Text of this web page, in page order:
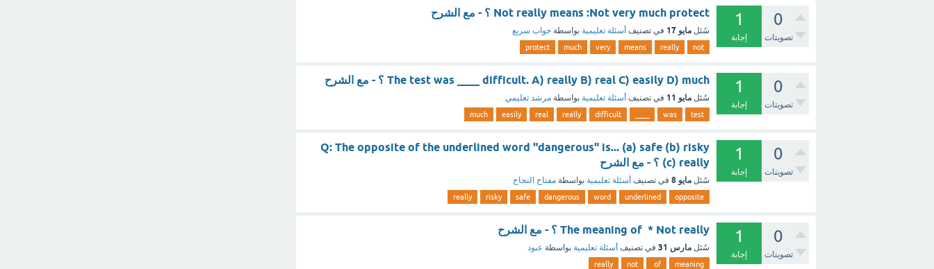
0
تصويتات
1
إجابة
Not really means :Not very much protect ؟ - مع الشرح
سُئل مايو 17 في تصنيف أسئلة تعليمية بواسطة جواب سريع
not
really
means
very
much
protect
0
تصويتات
1
إجابة
The test was ____ difficult. A) really B) real C) easily D) much ؟ - مع الشرح
سُئل مايو 11 في تصنيف أسئلة تعليمية بواسطة مرشد تعليمي
test
was
difficult
really
real
easily
much
0
تصويتات
1
إجابة
Q: The opposite of the underlined word "dangerous" is... (a) safe (b) risky
(c) really ؟ - مع الشرح
سُئل مايو 8 في تصنيف أسئلة تعليمية بواسطة مفتاح النجاح
opposite
underlined
word
dangerous
safe
risky
really
0
تصويتات
1
إجابة
The meaning of * Not really ؟ - مع الشرح
سُئل مارس 31 في تصنيف أسئلة تعليمية بواسطة عبود
meaning
of
not
really